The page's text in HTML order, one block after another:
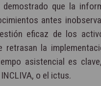
que la
antes
eficaz de los
la
asistencial es
o el ictus.